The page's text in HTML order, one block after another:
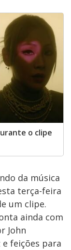
o clipe
da música
terça-feira
um clipe.
ainda com
John
feições para